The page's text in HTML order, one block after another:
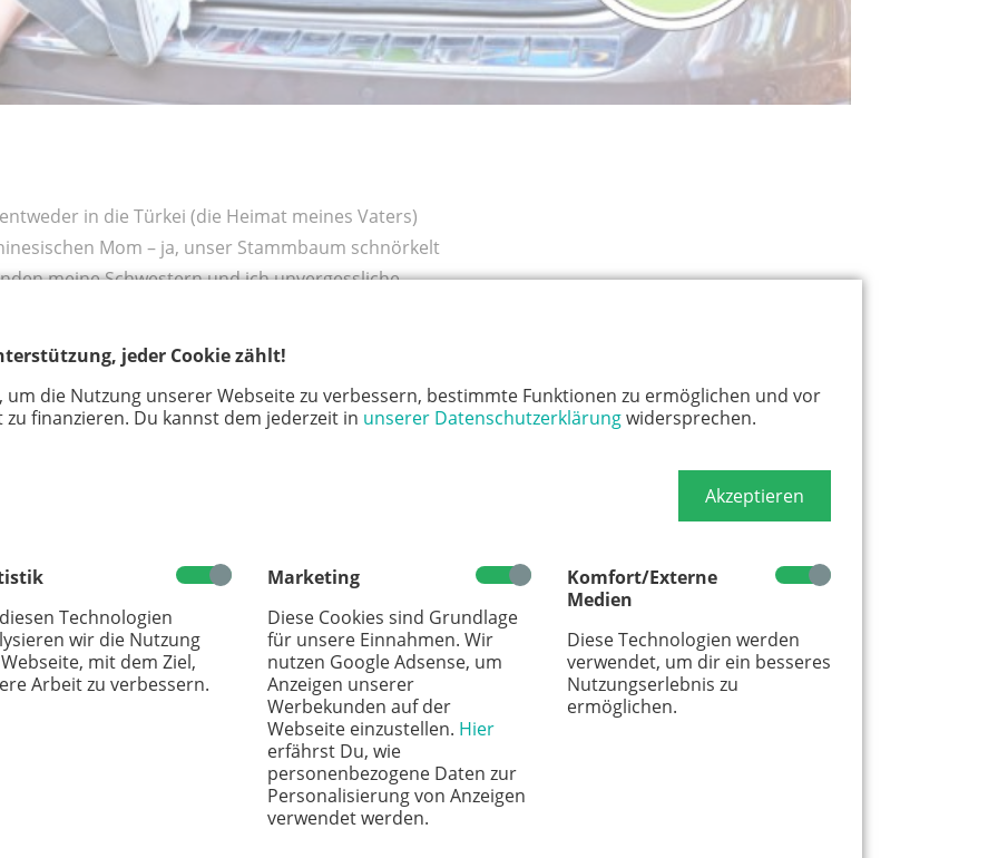
jeder Cookie zählt!
um die Nutzung unserer Webseite zu verbessern, bestimmte Funktionen zu ermöglichen und vor
finanzieren. Du kannst dem jederzeit in unserer Datenschutzerklärungwidersprechen.
Akzeptieren
Technologien
wir die Nutzung
mit dem Ziel,
Arbeit zu verbessern.
Marketing
Diese Cookies sind Grundlage
für unsere Einnahmen. Wir
nutzen Google Adsense, um
Anzeigen unserer
Werbekunden auf der
Webseite einzustellen. Hier
erfährst Du, wie
personenbezogene Daten zur
Personalisierung von Anzeigen
verwendet werden.
Komfort/Externe
Medien
Diese Technologien werden
verwendet, um dir ein besseres
Nutzungserlebnis zu
ermöglichen.
in die Türkei (die Heimat meines Vaters)
Mom – ja, unser Stammbaum schnörkelt
meine Schwestern und ich unvergessliche
krasser Auftakt für die Sinne: Obwohl wir auf den
jedes Mal den Atem. Dann mampften wir
Saté (Spieße), Lontong (Klebreis), Bubur Sumsum
in Indonesien ein Schuppentier-artiges
in den ersten Tagen. Dazu gab es Jasmintee
mit Fruchtfleisch.
mit drei weiteren Familien –, freuten wir uns auf
die Autos der Cousinen und Cousins wechselten.
wie wir reisten: Alle Kinder zwischen Gepäck
die Heckscheibe gepresst, den anderen Autos
unsere Eltern nichts davon – es wäre ohnehin
der Türkei arbeiteten wir unsere andere Wish- List ab:
Köfte und Maras-Eis mit der charakteristischen
weit zu reisen, um meine Kindheit kulinarisch
es im Asia-Markt (sogar Peteh-Bohnen!), und in
durch Anatolien lustwandeln: Dort wird